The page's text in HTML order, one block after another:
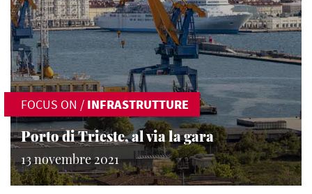
FOCUS ON / INFRASTRUTTURE
Porto di Trieste, al via la gara
13 novembre 2021